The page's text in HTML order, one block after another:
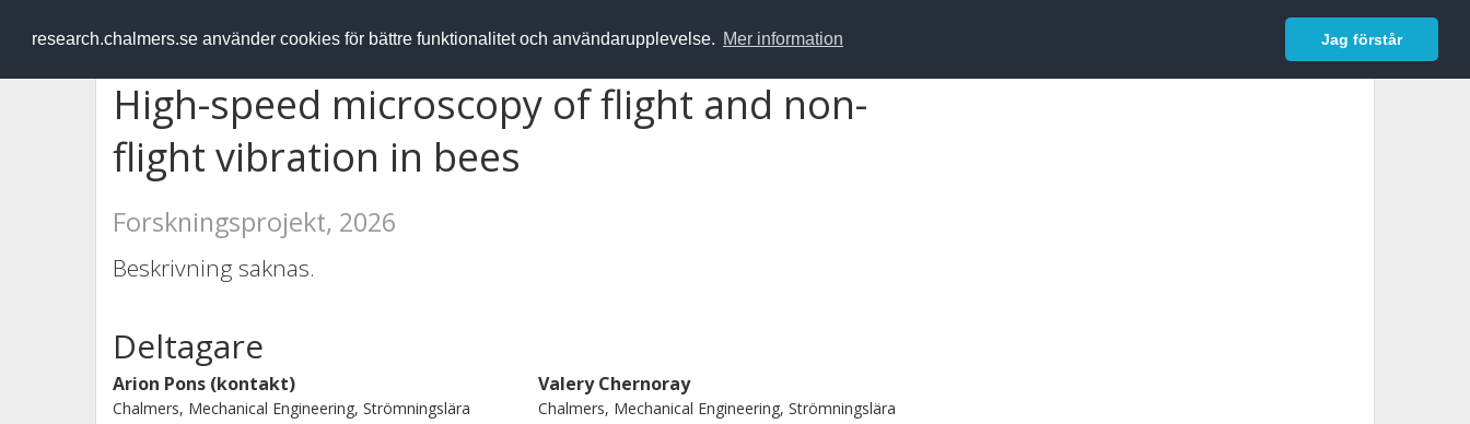
research.chalmers.se använder cookies för bättre funktionalitet och användarupplevelse. Mer information Jag förstår
RESEARCH.chalmers.se Logga in
High-speed microscopy of flight and non-
flight vibration in bees
Forskningsprojekt, 2026
Beskrivning saknas.
Deltagare
Arion Pons (kontakt)
Chalmers, Mechanical Engineering, Strömningslära
Valery Chernoray
Chalmers, Mechanical Engineering, Strömningslära